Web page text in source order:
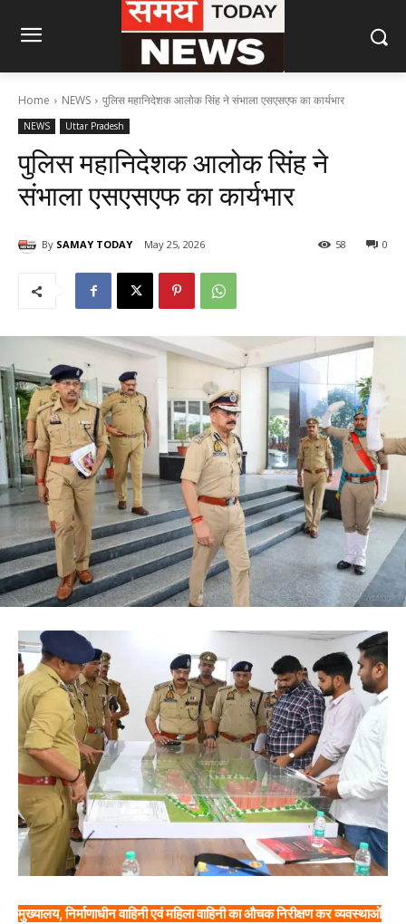
Home NEWS पुलिस महानिदेशक आलोक सिंह ने संभाला एसएसएफ का कार्यभार
NEWS Uttar Pradesh
पुलिस महानिदेशक आलोक सिंह ने
संभाला एसएसएफ का कार्यभार
By SAMAY TODAY May 25, 2026 0
58
मुख्यालय, निर्माणाधीन वाहिनी एवं महिला वाहिनी का औचक निरीक्षण कर व्यवस्थाओं